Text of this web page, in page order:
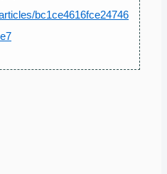
bc1ce4616fce24746